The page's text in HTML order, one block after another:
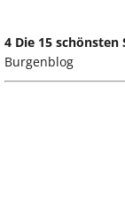
4 Die 15
Burgenblog